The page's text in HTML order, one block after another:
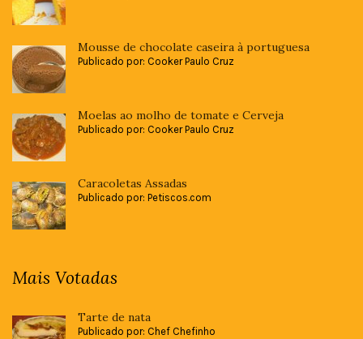
Mousse de chocolate caseira à portuguesa
Publicado por: Cooker Paulo Cruz
Moelas ao molho de tomate e Cerveja
Publicado por: Cooker Paulo Cruz
Caracoletas Assadas
Publicado por: Petiscos.com
Mais Votadas
Tarte de nata
Publicado por: Chef Chefinho